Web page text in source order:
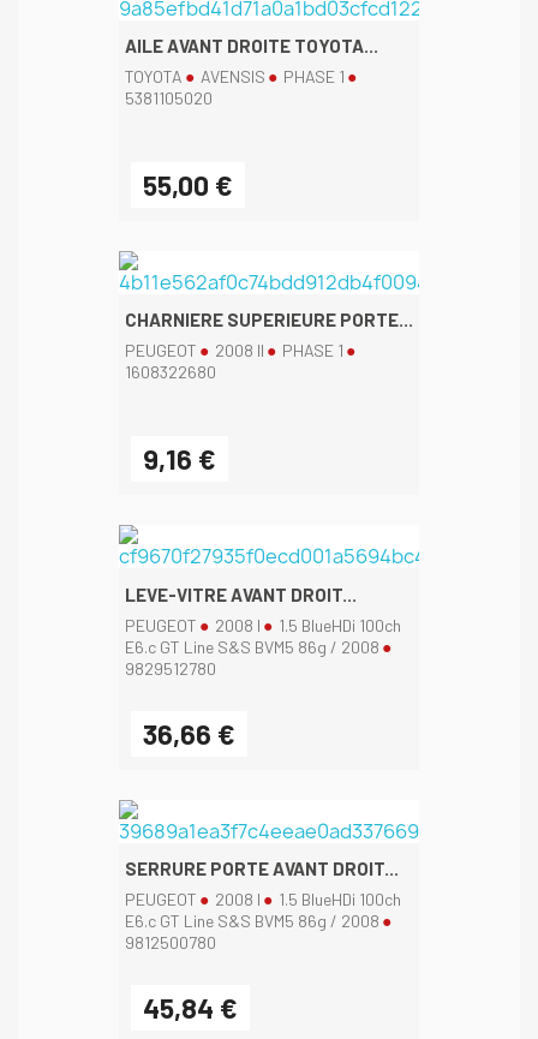
AILE AVANT DROITE TOYOTA...
TOYOTA AVENSIS
PHASE 1
5381105020
55,00 €
CHARNIERE SUPERIEURE PORTE...
PEUGEOT 2008 II
PHASE 1
1608322680
9,16 €
LEVE-VITRE AVANT DROIT...
PEUGEOT 2008 I
1.5 BlueHDi 100ch
E6.c GT Line S&S BVM5 86g / 2008
9829512780
36,66 €
SERRURE PORTE AVANT DROIT...
PEUGEOT 2008 I
1.5 BlueHDi 100ch
E6.c GT Line S&S BVM5 86g / 2008
9812500780
45,84 €